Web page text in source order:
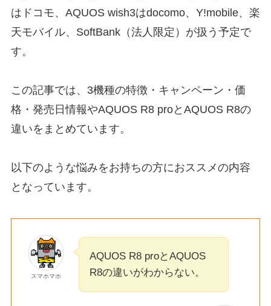
はドコモ、AQUOS wish3はdocomo、Y!mobile、楽
天モバイル、SoftBank（法人限定）が扱う予定で
す。
この記事では、3機種の特徴・キャンペーン・価
格・発売日情報やAQUOS R8 proとAQUOS R8の
違いをまとめています。
以下のような悩みをお持ちの方におススメの内容
となっています。
スマホマホ
AQUOS R8 proとAQUOS
R8の違いがわからない。